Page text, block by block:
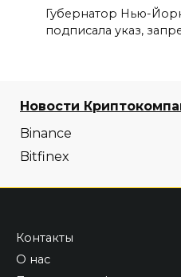
Губернатор Нью-
подписала указ,
Новости
Binance
Bitfinex
Контакты
О нас